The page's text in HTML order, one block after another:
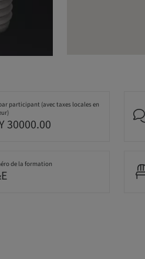
participant (avec taxes locales en
30000.00
de la formation